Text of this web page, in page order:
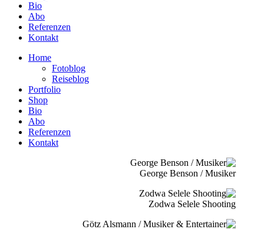
Bio
Abo
Referenzen
Kontakt
Home
Fotoblog
Reiseblog
Portfolio
Shop
Bio
Abo
Referenzen
Kontakt
George Benson / Musiker
Zodwa Selele Shooting